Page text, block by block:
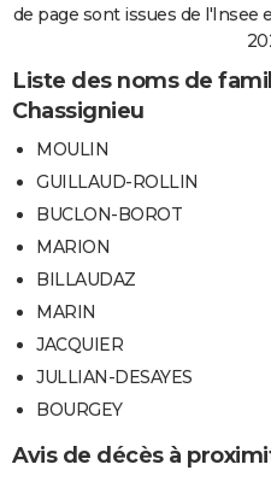
de page sont issues de l'Insee
Liste des noms de
Chassignieu
MOULIN
GUILLAUD-ROLLIN
BUCLON-BOROT
MARION
BILLAUDAZ
MARIN
JACQUIER
JULLIAN-DESAYES
BOURGEY
Avis de décès à